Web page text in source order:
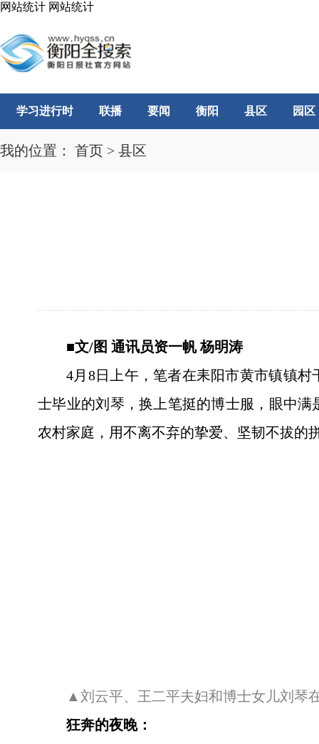
网站统计 网站统计
学习进行时 联播 要闻 衡阳 县区 园区
我的位置： 首页 > 县区
■文/图 通讯员资一帆 杨明涛
4月8日上午，笔者在耒阳市黄市镇镇
士毕业的刘琴，换上笔挺的博士服，眼中
农村家庭，用不离不弃的挚爱、坚韧不拔的
▲刘云平、王二平夫妇和博士女儿刘琴
狂奔的夜晚：